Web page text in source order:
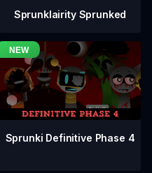
Sprunklairity Sprunked
Sprunki Definitive Phase 4